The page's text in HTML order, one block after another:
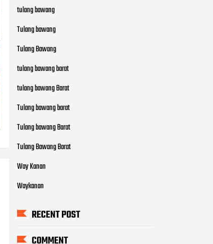
tulang bawang
Tulang bawang
Tulang Bawang
tulang bawang barat
tulang bawang Barat
Tulang bawang barat
Tulang bawang Barat
Tulang Bawang Barat
Way Kanan
Waykanan
RECENT POST
COMMENT